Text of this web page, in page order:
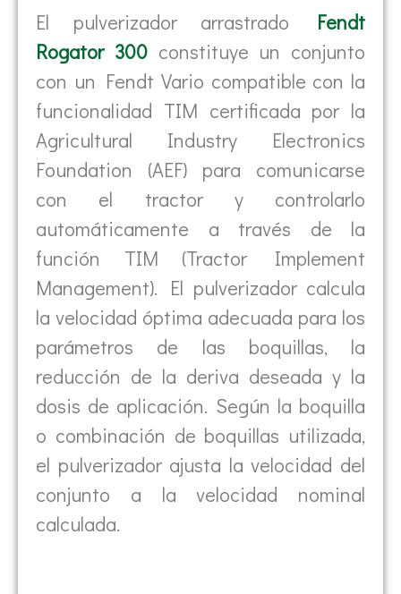
El pulverizador arrastrado Fendt
Rogator 300constituye un conjunto
con un Fendt Vario compatible con la
funcionalidad TIM certificada por la
Agricultural Industry Electronics
Foundation (AEF) para comunicarse
con el tractor y controlarlo
automáticamente a través de la
función TIM (Tractor Implement
Management). El pulverizador calcula
la velocidad óptima adecuada para los
parámetros de las boquillas, la
reducción de la deriva deseada y la
dosis de aplicación. Según la boquilla
o combinación de boquillas utilizada,
el pulverizador ajusta la velocidad del
conjunto a la velocidad nominal
calculada.